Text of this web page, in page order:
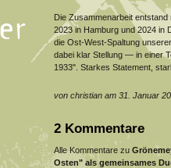
Die Zusammenarbeit
2023 in Hamburg und 2024 in
die Ost-West-Spaltung
dabei klar Stellung — in einer
1933". Starkes Statement,
von christian am 31. Januar
2 Kommentare
Alle Kommentare zu
Osten" als gemeinsames